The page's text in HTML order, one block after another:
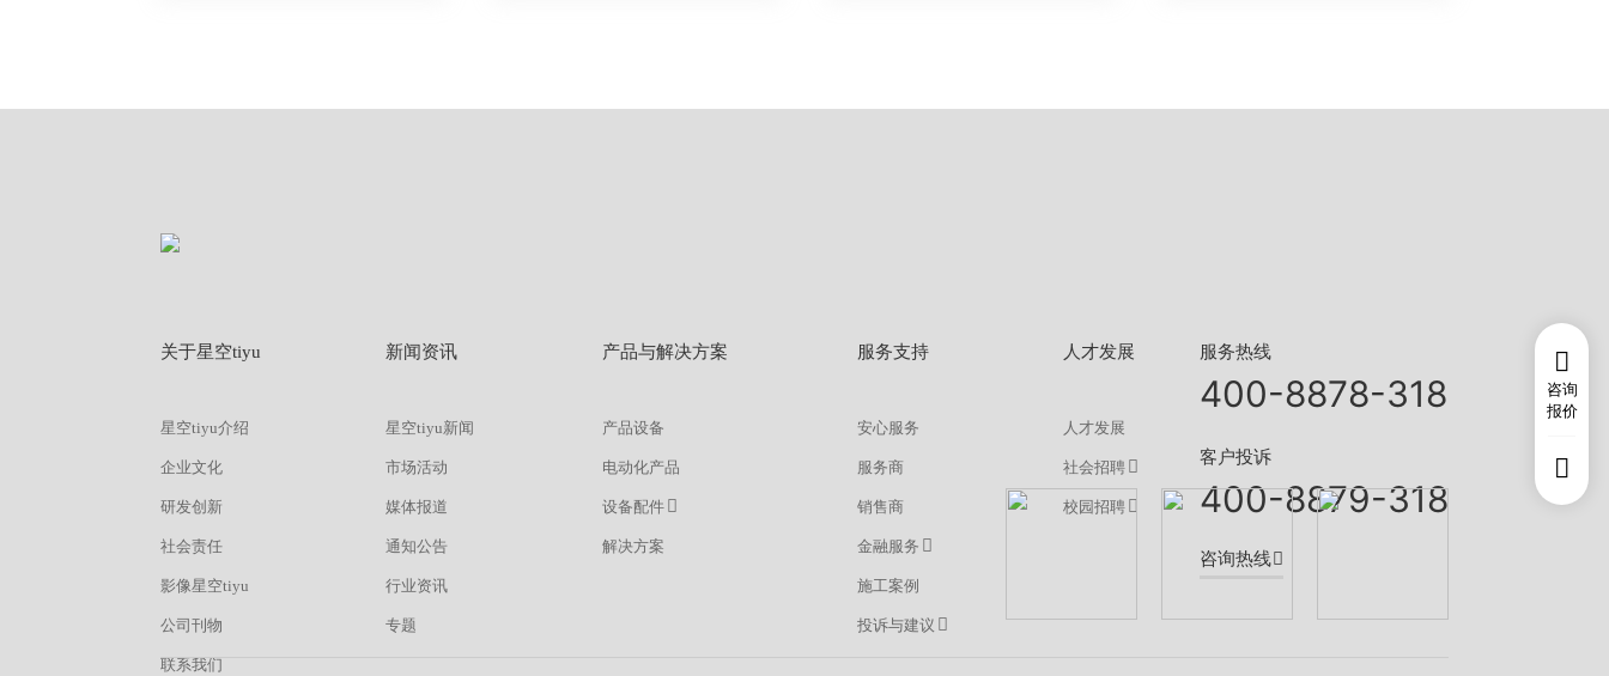
关于星空tiyu
星空tiyu介绍
企业文化
研发创新
社会责任
影像星空tiyu
公司刊物
联系我们
新闻资讯
星空tiyu新闻
市场活动
媒体报道
通知公告
行业资讯
专题
产品与解决方案
产品设备
电动化产品
设备配件
解决方案
服务支持
安心服务
服务商
销售商
金融服务
施工案例
投诉与建议
人才发展
人才发展
社会招聘
校园招聘
服务热线
400-8878-318
客户投诉
400-8879-318
咨询热线
咨询
报价